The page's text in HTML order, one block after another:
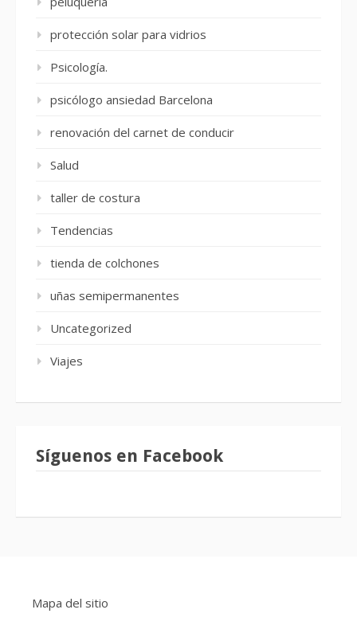
protección solar para vidrios
Psicología.
psicólogo ansiedad Barcelona
renovación del carnet de conducir
Salud
taller de costura
Tendencias
tienda de colchones
uñas semipermanentes
Uncategorized
Viajes
Síguenos en Facebook
Mapa del sitio